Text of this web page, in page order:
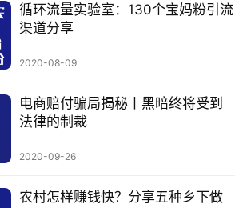
循环流量实验室：130个宝妈粉引流
渠道分享
2020-08-09
电商赔付骗局揭秘丨黑暗终将受到
法律的制裁
2020-09-26
农村怎样赚钱快？分享五种乡下做